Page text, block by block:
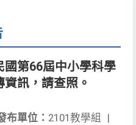
第66屆中小學科學
訊，請查照。
布單位： 2101教學組 |